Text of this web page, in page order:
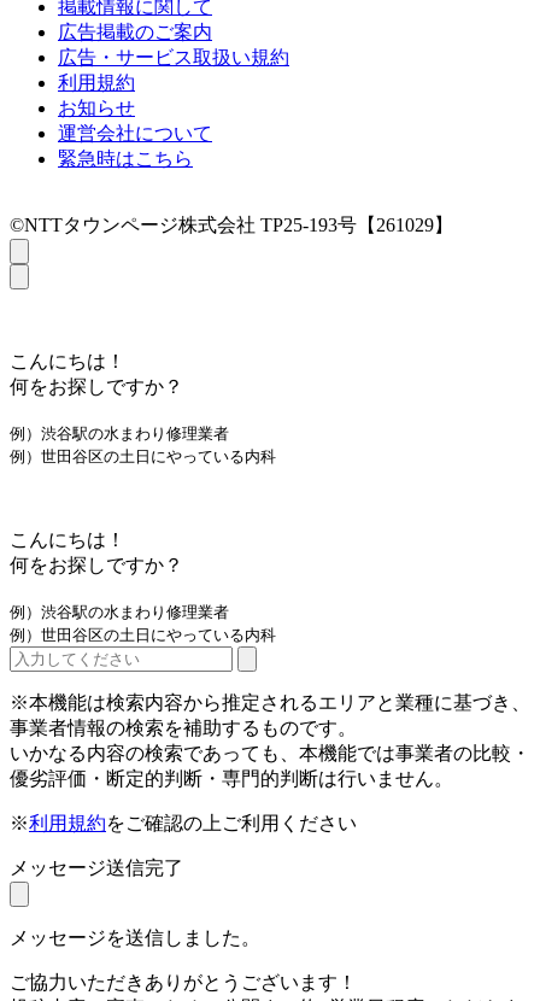
掲載情報に関して
広告掲載のご案内
広告・サービス取扱い規約
利用規約
お知らせ
運営会社について
緊急時はこちら
©NTTタウンページ株式会社 TP25-193号【261029】
こんにちは！
何をお探しですか？
例）渋谷駅の水まわり修理業者
例）世田谷区の土日にやっている内科
こんにちは！
何をお探しですか？
例）渋谷駅の水まわり修理業者
例）世田谷区の土日にやっている内科
※本機能は検索内容から推定されるエリアと業種に基づき、
事業者情報の検索を補助するものです。
いかなる内容の検索であっても、本機能では事業者の比較・
優劣評価・断定的判断・専門的判断は行いません。
※利用規約をご確認の上ご利用ください
メッセージ送信完了
メッセージを送信しました。
ご協力いただきありがとうございます！